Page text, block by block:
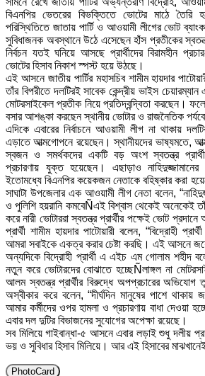
বিএনপির ভেতরের বিভক্তিতে ভোটের মাঠে
পরিস্থিতিতে জাতায় পার্টি ও আওয়ামী লীগের ভোট
সুবিধাজনক অবস্থানে উঠে এসেছেন হাঁস প্রতীকের স্বতন্ত্র
নির্বচন যতই ঘনিয়ে আসছে প্রার্থীদের বিরামহীন
ভোটের হিসাব নিকাশ স্পস্ট হয়ে উঠছে।
এই আসনে জাতীয় পার্টির মহাসচিব শামীম হায়দার
তাঁর বিপরীতে দলটিরই সাবেক কেন্দ্রীয় ভাইস
মোটরসাইকেল প্রতীক নিয়ে প্রতিদ্বন্দ্বিতা করছেন।
বসার আশঙ্কা করছেন স্থানীয় ভোটার ও রাজনৈতিক
এদিকে এবারের নির্বাচনে আওয়ামী লীগ না থাকায়
এড়াতে আত্মগোপনে রয়েছেন। স্থানীয়দের ভাষ্যমতে,
স্বজন ও সমর্থকদের একটি বড় অংশ স্বতন্ত্র প্রার্থী
প্রচারণায় যুক্ত হয়েছেন। এছাড়াও
ইতোমধ্যে বিএনপির কয়েকজন নেতাকে বহিষ্কার করা
সাঘাটা উপজেলার এক আওয়ামী লীগ নেতা বলেন,
ও পুলিশি হয়রানি কমবেÑএই বিশ্বাস থেকেই অনেকেই
করে নারী ভোটাররা স্বতন্ত্র প্রার্থীর পক্ষেই ভোট
প্রার্থী শামীম হায়দার পাটোয়ারী বলেন, “বিদ্রোহী
আমরা সবাইকে একত্র করার চেষ্টা করছি। এই আসনে
অন্যদিকে বিদ্রোহী প্রার্থী এ এইচ এম গোলাম শহীদ
নতুন করে ভোটারদের বোঝাতে হচ্ছেÑলাঙ্গল না
আলম স্বতন্ত্র প্রার্থীর বিরুদ্ধে অপপ্রচারের অভিযোগ
অস্বীকার করে বলেন, “দীর্ঘদিন মানুষের পাশে থাকায়
আমার কর্মীদের ওপর হামলা ও প্রচারণায় বাধা দেওয়া
এবার দল দুটির বিভাজনের সুযোগের অপেক্ষা রয়েছে।
সব মিলিয়ে গাইবান্ধা-৫ আসনে এবার লড়াই শুধু দলীয়
ভয় ও সুবিধার হিসাব মিলিয়ে। আর এই হিসাবের
PhotoCard